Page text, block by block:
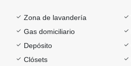
Zona de lavandería
Gas domiciliario
Depósito
Clósets